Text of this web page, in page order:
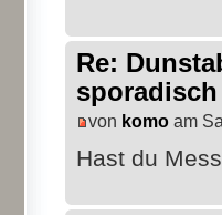
Re:
sporadisch
von komo am
Hast du